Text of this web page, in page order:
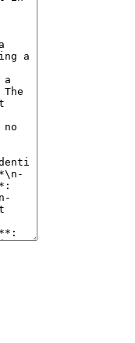
possibly belonging to
baking.
a family celebrating a
a personal or family
social media
decorating or baking as
provided data.